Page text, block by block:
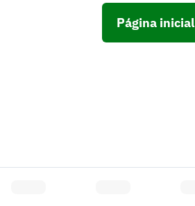
Página inicial